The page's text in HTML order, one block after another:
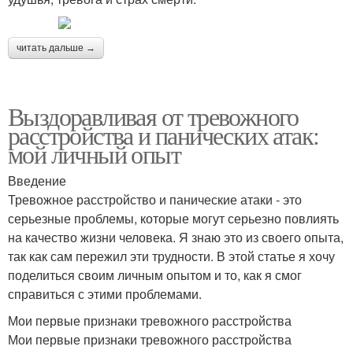
читать дальше →
Выздоравливая от тревожного
расстройства и панических атак:
мой личный опыт
Введение
Тревожное расстройство и панические атаки - это
серьезные проблемы, которые могут серьезно повлиять
на качество жизни человека. Я знаю это из своего опыта,
так как сам пережил эти трудности. В этой статье я хочу
поделиться своим личным опытом и то, как я смог
справиться с этими проблемами.
Мои первые признаки тревожного расстройства
Мои первые признаки тревожного расстройства